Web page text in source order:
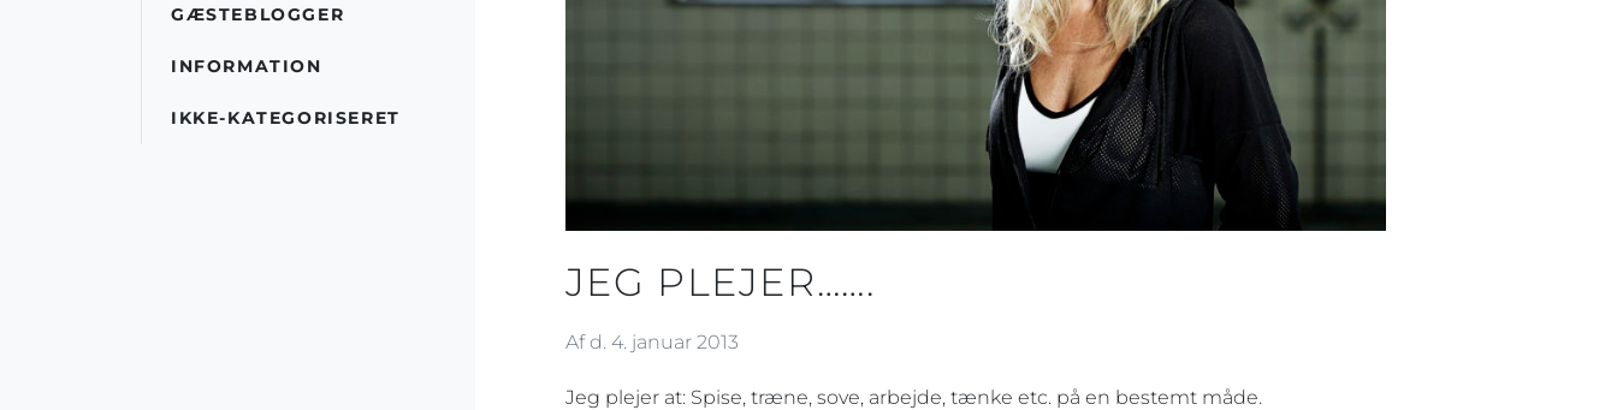
JEG PLEJER…….
Af d. 4. januar 2013
Jeg plejer at: Spise, træne, sove, arbejde, tænke etc. på en bestemt måde.
GÆSTEBLOGGER
INFORMATION
IKKE-KATEGORISERET